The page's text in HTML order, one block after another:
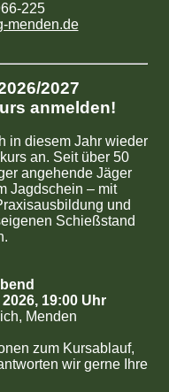
225
menden.de
2027
anmelden!
in diesem Jahr wieder
an. Seit über 50
angehende Jäger
Jagdschein – mit
und
Schießstand
19:00 Uhr
Menden
zum Kursablauf,
wir gerne Ihre